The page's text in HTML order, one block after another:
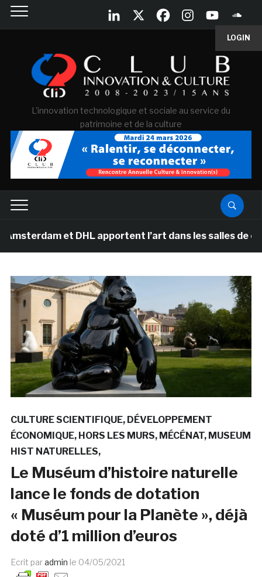
LOGIN
L'innovation technologique et sociale au service du
patrimoine et de la culture
et DHL apportent l’art dans les salles de classe
CULTURE SCIENTIFIQUE DÉVELOPPEMENT
ÉCONOMIQUE HORS LES MURS MÉCÉNAT MUSEUM
HIST NATURELLES
Le Muséum d’histoire naturelle
lance le fonds de dotation
« Muséum pour la Planète », déjà
doté d’1 million d’euros
Ecrit paradmin le 04/05/2021